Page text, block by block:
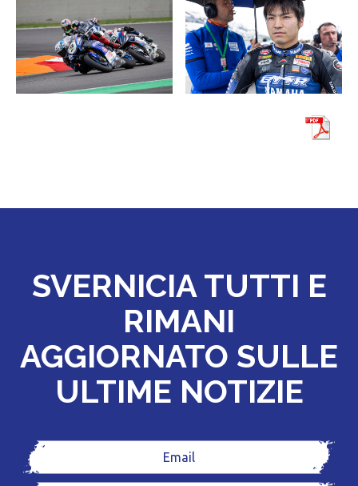
SVERNICIA TUTTI E
RIMANI
AGGIORNATO SULLE
ULTIME NOTIZIE